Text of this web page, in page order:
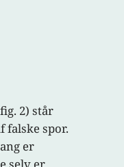
2) står
falske spor.
er
selv er